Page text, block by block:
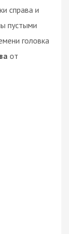
справа и
пустыми
головка
от